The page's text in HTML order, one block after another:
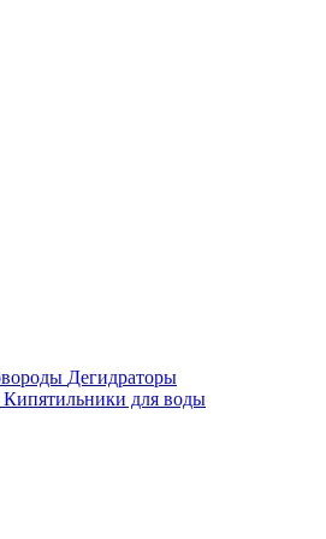
Дегидраторы
Кипятильники для воды